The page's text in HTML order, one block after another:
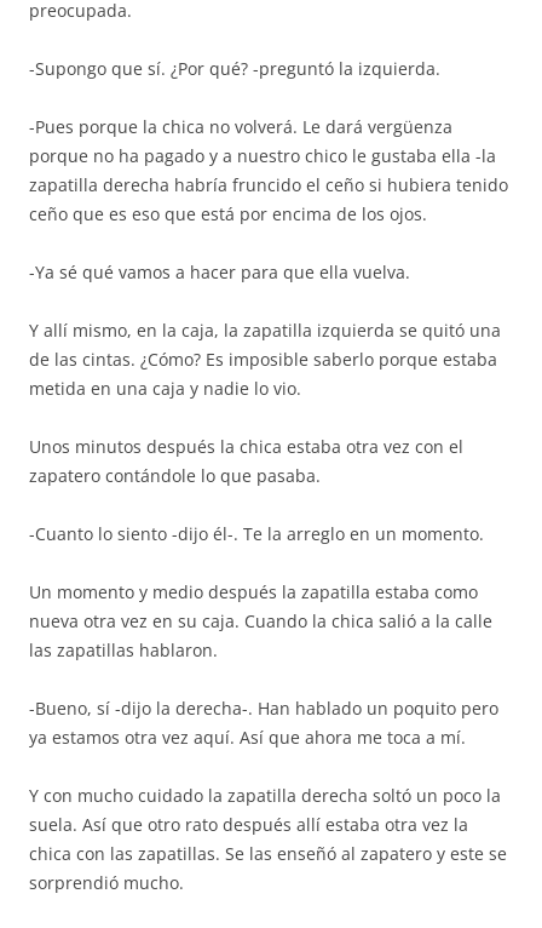
preocupada.
-Supongo que sí. ¿Por qué? -preguntó la izquierda.
-Pues porque la chica no volverá. Le dará vergüenza
porque no ha pagado y a nuestro chico le gustaba ella -la
zapatilla derecha habría fruncido el ceño si hubiera tenido
ceño que es eso que está por encima de los ojos.
-Ya sé qué vamos a hacer para que ella vuelva.
Y allí mismo, en la caja, la zapatilla izquierda se quitó una
de las cintas. ¿Cómo? Es imposible saberlo porque estaba
metida en una caja y nadie lo vio.
Unos minutos después la chica estaba otra vez con el
zapatero contándole lo que pasaba.
-Cuanto lo siento -dijo él-. Te la arreglo en un momento.
Un momento y medio después la zapatilla estaba como
nueva otra vez en su caja. Cuando la chica salió a la calle
las zapatillas hablaron.
-Bueno, sí -dijo la derecha-. Han hablado un poquito pero
ya estamos otra vez aquí. Así que ahora me toca a mí.
Y con mucho cuidado la zapatilla derecha soltó un poco la
suela. Así que otro rato después allí estaba otra vez la
chica con las zapatillas. Se las enseñó al zapatero y este se
sorprendió mucho.